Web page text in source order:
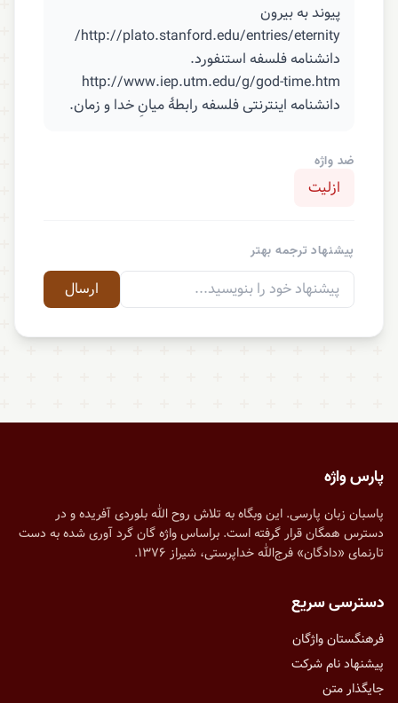
پیوند به بیرون
http://plato.stanford.edu/entries/eternity/
دانشنامه فلسفه استنفورد.
http://www.iep.utm.edu/g/god-time.htm
دانشنامه اینترنتی فلسفه رابطهٔ میانِ خدا و زمان.
ضد واژه
ازلیت
پیشنهاد ترجمه بهتر
ارسال
پارس واژه
پاسبان زبان پارسی. این وبگاه به تلاش روح الله بلوردی آفریده و در
دسترس همگان قرار گرفته است. براساس واژه گان گرد آوری شده به دست
تارنمای «دادگان» فرج‌الله خداپرستی، شیراز ۱۳۷۶.
دسترسی سریع
فرهنگستان واژگان
پیشنهاد نام شرکت
جایگذار متن